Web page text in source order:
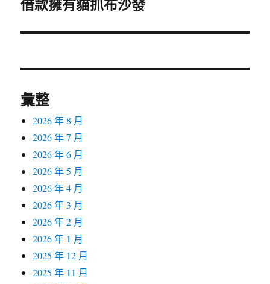
文
彙整
2026 年 8 月
2026 年 7 月
2026 年 6 月
2026 年 5 月
2026 年 4 月
2026 年 3 月
2026 年 2 月
2026 年 1 月
2025 年 12 月
2025 年 11 月